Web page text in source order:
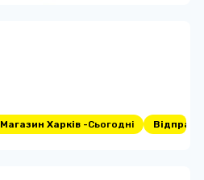
Магазин Харків -Сьогодні